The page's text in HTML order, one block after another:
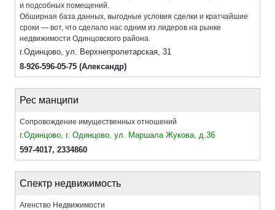
и подсобных помещений.
Обширная база данных, выгодные условия сделки и кратчайшие
сроки — вот, что сделало нас одним из лидеров на рынке
недвижимости Одинцовского района.
г.Одинцово, ул. Верхнепролетарская, 31
8-926-596-05-75 (Александр)
Рес манципи
Сопровождение имущественных отношений
г.Одинцово, г. Одинцово, ул. Маршала Жукова, д.36
597-4017, 2334860
Спектр недвижимость
Агенство Недвижимости